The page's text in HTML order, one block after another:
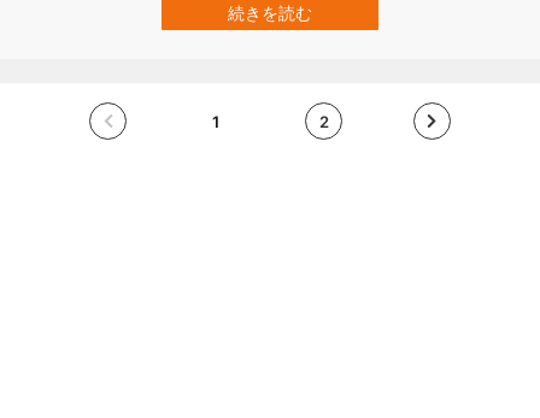
のが一般的でした。しかし、今やほぼ全ての音楽がデジタル化され
て、世界中の何千万曲という音楽を定額サービスでネット上から聴
続きを読む
1 2